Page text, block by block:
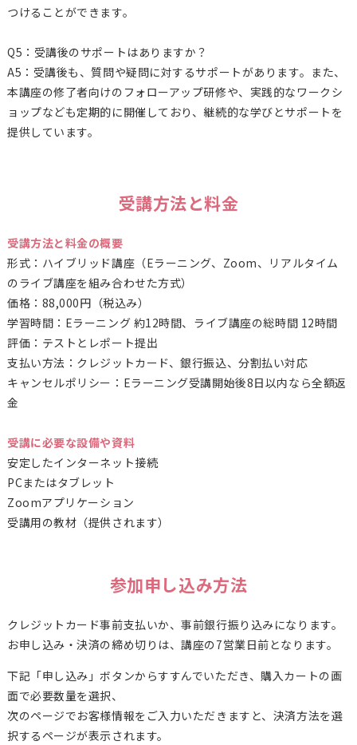
つけることができます。
Q5：受講後のサポートはありますか？
A5：受講後も、質問や疑問に対するサポートがあります。また、
本講座の修了者向けのフォローアップ研修や、実践的なワークシ
ョップなども定期的に開催しており、継続的な学びとサポートを
提供しています。
受講方法と料金
受講方法と料金の概要
形式：ハイブリッド講座（Eラーニング、Zoom、リアルタイム
のライブ講座を組み合わせた方式）
価格：88,000円（税込み）
学習時間：Eラーニング 約12時間、ライブ講座の総時間 12時間
評価：テストとレポート提出
支払い方法：クレジットカード、銀行振込、分割払い対応
キャンセルポリシー：Eラーニング受講開始後8日以内なら全額返
金
受講に必要な設備や資料
安定したインターネット接続
PCまたはタブレット
Zoomアプリケーション
受講用の教材（提供されます）
参加申し込み方法
クレジットカード事前支払いか、事前銀行振り込みになります。
お申し込み・決済の締め切りは、講座の7営業日前となります。
下記「申し込み」ボタンからすすんでいただき、購入カートの画
面で必要数量を選択、
次のページでお客様情報をご入力いただきますと、決済方法を選
択するページが表示されます。